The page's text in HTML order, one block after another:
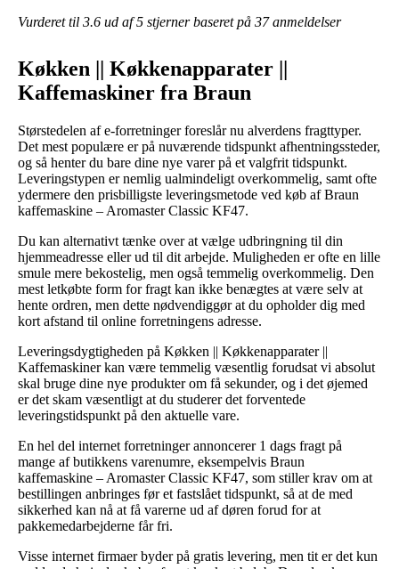
Vurderet til 3.6 ud af 5 stjerner baseret på 37anmeldelser
Køkken || Køkkenapparater ||
Kaffemaskiner fra Braun
Størstedelen af e-forretninger foreslår nu alverdens fragttyper.
Det mest populære er på nuværende tidspunkt afhentningssteder,
og så henter du bare dine nye varer på et valgfrit tidspunkt.
Leveringstypen er nemlig ualmindeligt overkommelig, samt ofte
ydermere den prisbilligste leveringsmetode ved køb af Braun
kaffemaskine – Aromaster Classic KF47.
Du kan alternativt tænke over at vælge udbringning til din
hjemmeadresse eller ud til dit arbejde. Muligheden er ofte en lille
smule mere bekostelig, men også temmelig overkommelig. Den
mest letkøbte form for fragt kan ikke benægtes at være selv at
hente ordren, men dette nødvendiggør at du opholder dig med
kort afstand til online forretningens adresse.
Leveringsdygtigheden på Køkken || Køkkenapparater ||
Kaffemaskiner kan være temmelig væsentlig forudsat vi absolut
skal bruge dine nye produkter om få sekunder, og i det øjemed
er det skam væsentligt at du studerer det forventede
leveringstidspunkt på den aktuelle vare.
En hel del internet forretninger annoncerer 1 dags fragt på
mange af butikkens varenumre, eksempelvis Braun
kaffemaskine – Aromaster Classic KF47, som stiller krav om at
bestillingen anbringes før et fastslået tidspunkt, så at de med
sikkerhed kan nå at få varerne ud af døren forud for at
pakkemedarbejderne får fri.
Visse internet firmaer byder på gratis levering, men tit er det kun